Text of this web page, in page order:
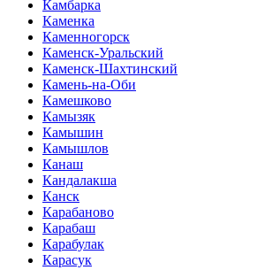
Камбарка
Каменка
Каменногорск
Каменск-Уральский
Каменск-Шахтинский
Камень-на-Оби
Камешково
Камызяк
Камышин
Камышлов
Канаш
Кандалакша
Канск
Карабаново
Карабаш
Карабулак
Карасук